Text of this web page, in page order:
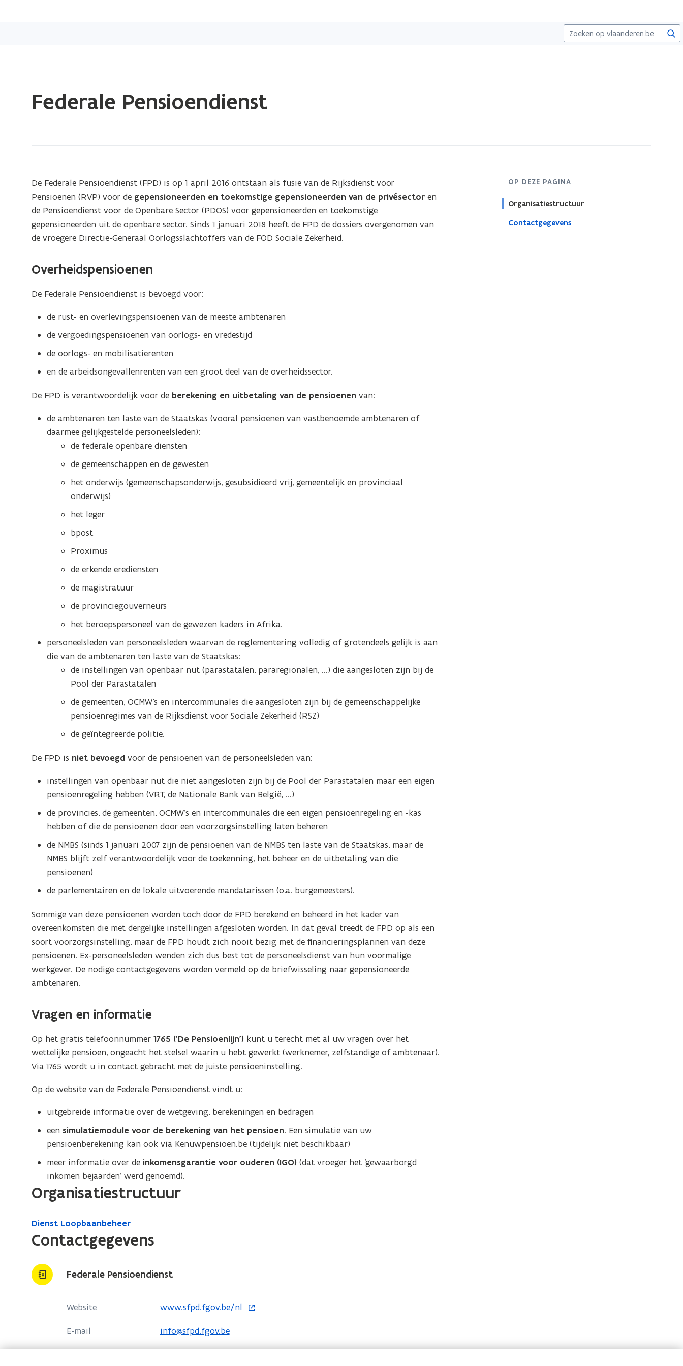
laden.
Pensioendienst
Federale Pensioendienst
OP DEZE PAGINA
Organisatiestructuur
Contactgegevens
De Federale Pensioendienst (FPD) is op 1 april 2016 ontstaan als fusie van de Rijksdienst voor
Pensioenen (RVP) voor de gepensioneerden en toekomstige gepensioneerden van de privésector en
de Pensioendienst voor de Openbare Sector (PDOS) voor gepensioneerden en toekomstige
gepensioneerden uit de openbare sector. Sinds 1 januari 2018 heeft de FPD de dossiers overgenomen van
de vroegere Directie-Generaal Oorlogsslachtoffers van de FOD Sociale Zekerheid.
Overheidspensioenen
De Federale Pensioendienst is bevoegd voor:
de rust- en overlevingspensioenen van de meeste ambtenaren
de vergoedingspensioenen van oorlogs- en vredestijd
de oorlogs- en mobilisatierenten
en de arbeidsongevallenrenten van een groot deel van de overheidssector.
De FPD is verantwoordelijk voor de berekening en uitbetaling van de pensioenen van:
de ambtenaren ten laste van de Staatskas (vooral pensioenen van vastbenoemde ambtenaren of
daarmee gelijkgestelde personeelsleden):
de federale openbare diensten
de gemeenschappen en de gewesten
het onderwijs (gemeenschapsonderwijs, gesubsidieerd vrij, gemeentelijk en provinciaal
onderwijs)
het leger
bpost
Proximus
de erkende erediensten
de magistratuur
de provinciegouverneurs
het beroepspersoneel van de gewezen kaders in Afrika.
personeelsleden van personeelsleden waarvan de reglementering volledig of grotendeels gelijk is aan
die van de ambtenaren ten laste van de Staatskas:
de instellingen van openbaar nut (parastatalen, pararegionalen, ...) die aangesloten zijn bij de
Pool der Parastatalen
de gemeenten, OCMW's en intercommunales die aangesloten zijn bij de gemeenschappelijke
pensioenregimes van de Rijksdienst voor Sociale Zekerheid (RSZ)
de geïntegreerde politie.
De FPD is niet bevoegd voor de pensioenen van de personeelsleden van:
instellingen van openbaar nut die niet aangesloten zijn bij de Pool der Parastatalen maar een eigen
pensioenregeling hebben (VRT, de Nationale Bank van België, ...)
de provincies, de gemeenten, OCMW's en intercommunales die een eigen pensioenregeling en -kas
hebben of die de pensioenen door een voorzorgsinstelling laten beheren
de NMBS (sinds 1 januari 2007 zijn de pensioenen van de NMBS ten laste van de Staatskas, maar de
NMBS blijft zelf verantwoordelijk voor de toekenning, het beheer en de uitbetaling van die
pensioenen)
de parlementairen en de lokale uitvoerende mandatarissen (o.a. burgemeesters).
Sommige van deze pensioenen worden toch door de FPD berekend en beheerd in het kader van
overeenkomsten die met dergelijke instellingen afgesloten worden. In dat geval treedt de FPD op als een
soort voorzorgsinstelling, maar de FPD houdt zich nooit bezig met de financieringsplannen van deze
pensioenen. Ex-personeelsleden wenden zich dus best tot de personeelsdienst van hun voormalige
werkgever. De nodige contactgegevens worden vermeld op de briefwisseling naar gepensioneerde
ambtenaren.
Vragen en informatie
Op het gratis telefoonnummer1765 ('De Pensioenlijn') kunt u terecht met al uw vragen over het
wettelijke pensioen, ongeacht het stelsel waarin u hebt gewerkt (werknemer, zelfstandige of ambtenaar).
Via 1765 wordt u in contact gebracht met de juiste pensioeninstelling.
Op de website van de Federale Pensioendienst vindt u:
uitgebreide informatie over de wetgeving, berekeningen en bedragen
een simulatiemodule voor de berekening van het pensioen. Een simulatie van uw
pensioenberekening kan ook via Kenuwpensioen.be (tijdelijk niet beschikbaar)
meer informatie over de inkomensgarantie voor ouderen (IGO) (dat vroeger het 'gewaarborgd
inkomen bejaarden' werd genoemd).
Organisatiestructuur
Dienst Loopbaanbeheer
Contactgegevens
Federale Pensioendienst
Website www.sfpd.fgov.be/nl
o
e
n
E-mail info@sfpd.fgov.be